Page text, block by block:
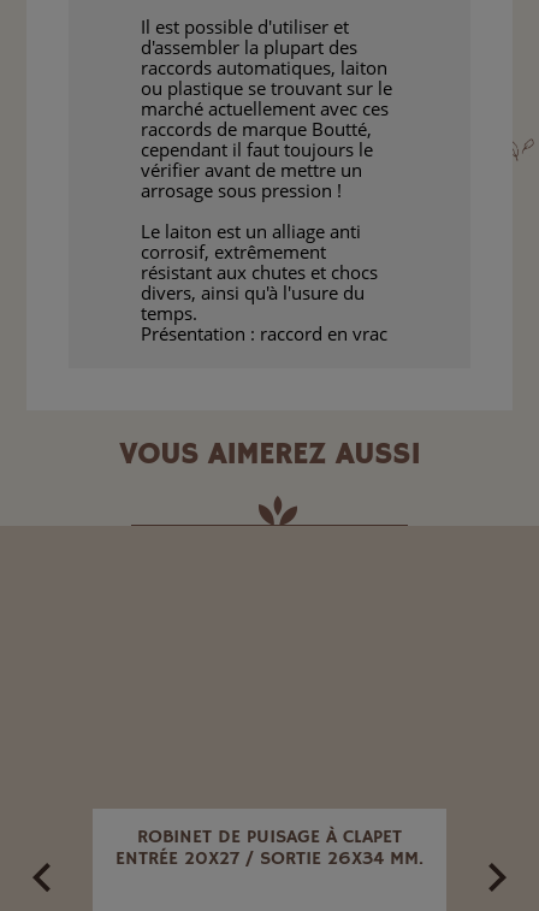
Il est possible d'utiliser et
d'assembler la plupart des
raccords automatiques, laiton
ou plastique se trouvant sur le
marché actuellement avec ces
raccords de marque Boutté,
cependant il faut toujours le
vérifier avant de mettre un
arrosage sous pression !
Le laiton est un alliage anti
corrosif, extrêmement
résistant aux chutes et chocs
divers, ainsi qu'à l'usure du
temps.
Présentation : raccord en vrac
VOUS AIMEREZ AUSSI
ROBINET DE PUISAGE À CLAPET
ENTRÉE 20X27 / SORTIE 26X34 MM.